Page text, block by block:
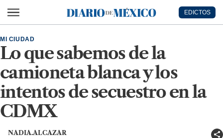
Diario de México
EDICTOS
Lo que sabemos de la
camioneta blanca y los
intentos de secuestro en la
CDMX
MI CIUDAD
NADIA.ALCAZAR